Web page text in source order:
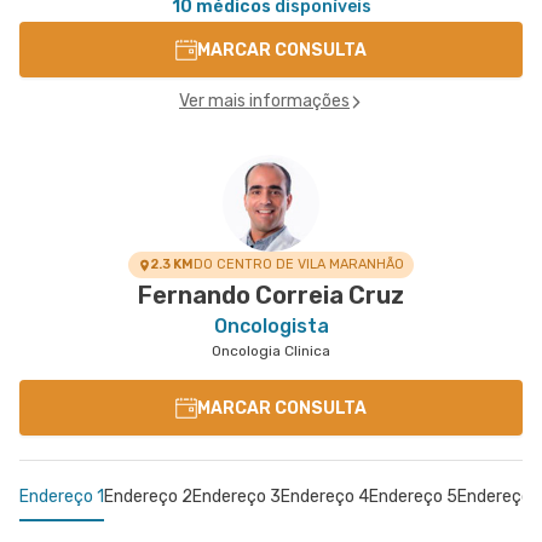
10 médicos disponíveis
MARCAR CONSULTA
Ver mais informações
2.3 KMDO CENTRO DE VILA MARANHÃO
Fernando Correia Cruz
Oncologista
Oncologia Clinica
MARCAR CONSULTA
Endereço 1 Endereço 2Endereço 3Endereço 4Endereço 5Endereço